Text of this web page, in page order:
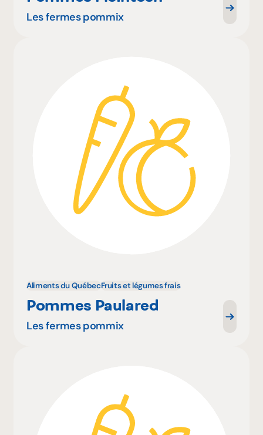
Les fermes pommix
Aliments du QuébecFruits et légumes frais
Pommes Paulared
Les fermes pommix